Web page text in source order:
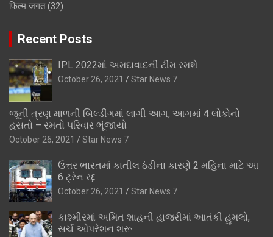
फिल्म जगत(32)
Recent Posts
IPL 2022માં અમદાવાદની ટીમ રમશે
October 26, 2021 Star News 7
જૂની ત્રણ માળની બિલ્ડીંગમાં લાગી આગ, આગમાં 4 લોકોનો
હસતો – રમતો પરિવાર ભૂંજાયો
October 26, 2021 Star News 7
ઉત્તર ભારતમાં કાતીલ ઠંડીના કારણે 2 મહિના માટે આ
6 ટ્રેન રદ્દ
October 26, 2021 Star News 7
કાશ્મીરમાં અમિત શાહની હાજરીમાં આતંકી હુમલો,
સર્ચ ઓપરેશન શરૂ